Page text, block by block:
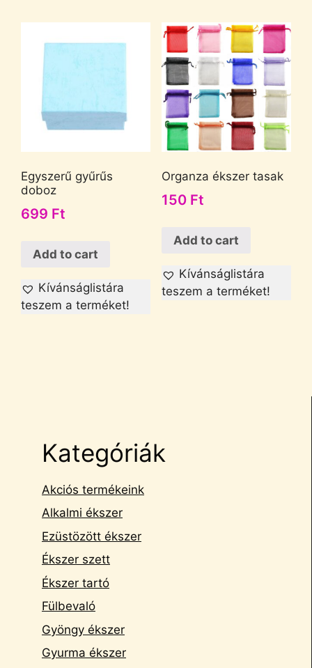
Egyszerű gyűrűs
doboz
699 Ft
Add to cart
Kívánságlistára
teszem a terméket!
Organza ékszer tasak
150 Ft
Add to cart
Kívánságlistára
teszem a terméket!
Kategóriák
Akciós termékeink
Alkalmi ékszer
Ezüstözött ékszer
Ékszer szett
Ékszer tartó
Fülbevaló
Gyöngy ékszer
Gyurma ékszer